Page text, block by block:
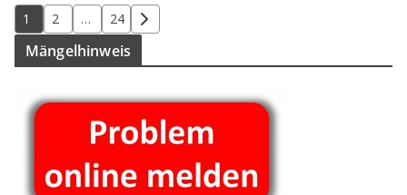
Seitennummerierung
der
Beiträge
1 2 … 24
Män­gel­hin­weis